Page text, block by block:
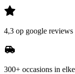
4,3 op google reviews
300+ occasions in